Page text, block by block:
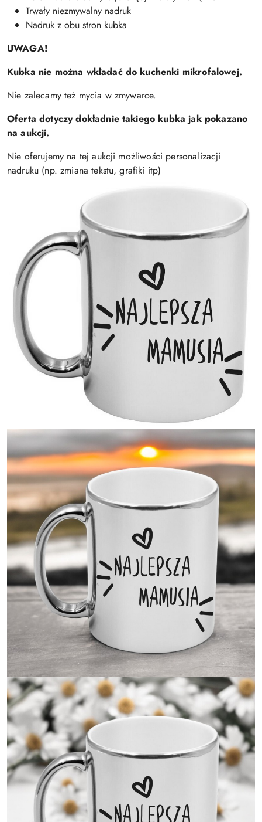
Trwały niezmywalny nadruk
Nadruk z obu stron kubka
UWAGA!
Kubka nie można wkładać do kuchenki mikrofalowej.
Nie zalecamy też mycia w zmywarce.
Oferta dotyczy dokładnie takiego kubka jak pokazano
na aukcji.
Nie oferujemy na tej aukcji możliwości personalizacji
nadruku (np. zmiana tekstu, grafiki itp)